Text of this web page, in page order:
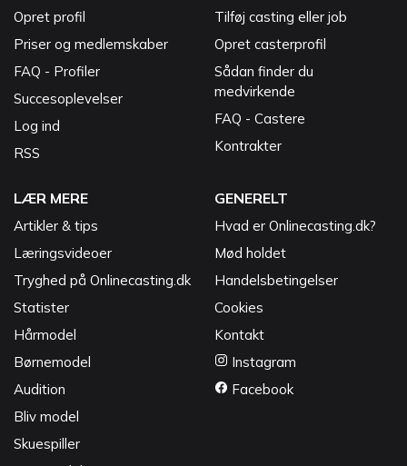
Opret profil
Priser og medlemskaber
FAQ - Profiler
Succesoplevelser
Log ind
RSS
Tilføj casting eller job
Opret casterprofil
Sådan finder du
medvirkende
FAQ - Castere
Kontrakter
LÆR MERE
Artikler & tips
Læringsvideoer
Tryghed på Onlinecasting.dk
Statister
Hårmodel
Børnemodel
Audition
Bliv model
Skuespiller
GENERELT
Hvad er Onlinecasting.dk?
Mød holdet
Handelsbetingelser
Cookies
Kontakt
Instagram
Facebook